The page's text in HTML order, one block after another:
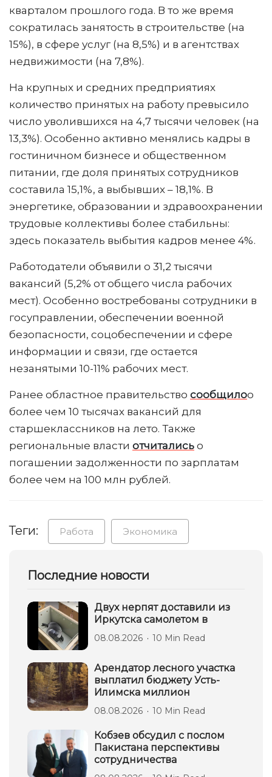
кварталом прошлого года. В то же время
сократилась занятость в строительстве (на
15%), в сфере услуг (на 8,5%) и в агентствах
недвижимости (на 7,8%).
На крупных и средних предприятиях
количество принятых на работу превысило
число уволившихся на 4,7 тысячи человек (на
13,3%). Особенно активно менялись кадры в
гостиничном бизнесе и общественном
питании, где доля принятых сотрудников
составила 15,1%, а выбывших – 18,1%. В
энергетике, образовании и здравоохранении
трудовые коллективы более стабильны:
здесь показатель выбытия кадров менее 4%.
Работодатели объявили о 31,2 тысячи
вакансий (5,2% от общего числа рабочих
мест). Особенно востребованы сотрудники в
госуправлении, обеспечении военной
безопасности, соцобеспечении и сфере
информации и связи, где остается
незанятыми 10-11% рабочих мест.
Ранее областное правительство сообщилоо
более чем 10 тысячах вакансий для
старшеклассников на лето. Также
региональные власти отчитались о
погашении задолженности по зарплатам
более чем на 100 млн рублей.
Теги: Работа Экономика
Последние новости
Двух нерпят доставили из
Иркутска самолетом в
08.08.2026 10 Min Read
Арендатор лесного участка
выплатил бюджету Усть-
Илимска миллион
08.08.2026 10 Min Read
Кобзев обсудил с послом
Пакистана перспективы
сотрудничества